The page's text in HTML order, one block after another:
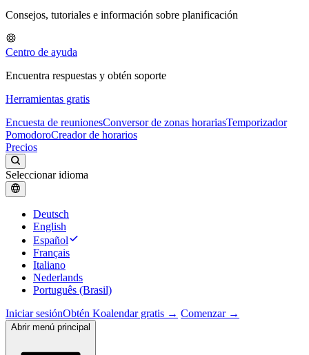
Consejos, tutoriales e información sobre planificación
Centro de ayuda
Encuentra respuestas y obtén soporte
Herramientas gratis
Encuesta de reunionesConversor de zonas horariasTemporizador
PomodoroCreador de horarios
Precios
Seleccionar idioma
Deutsch
English
Español
Français
Italiano
Nederlands
Português (Brasil)
Iniciar sesiónObtén Koalendar gratis → Comenzar →
Abrir menú principal